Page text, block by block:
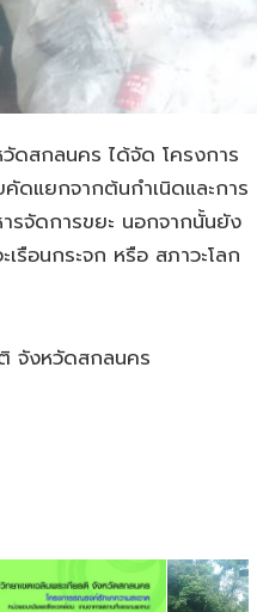
ดสกลนคร ได้จัด โครงการ
ดแยกจากต้นกำเนิดและการ
รจัดการขยะ นอกจากนั้นยัง
อนกระจก หรือ สภาวะโลก
จังหวัดสกลนคร